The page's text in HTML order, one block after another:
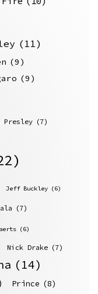
(11)
(9)
(9)
Presley (7)
Jeff Buckley (6)
(7)
(6)
Nick Drake (7)
(14)
Prince (8)